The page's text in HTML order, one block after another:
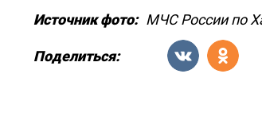
Источник фото: МЧС России по
Поделиться: